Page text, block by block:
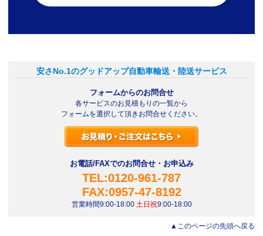
１、当社及び輸送会社は、当該車両を依頼主或いは依頼主の指定先に引き渡
す までの間、善良なる管理者の注意をもって管理するもとします。 また、
当社及び輸送会社が輸送の安全を確保するために必要と判断した場合に
は、依頼主に通知することなく付属物の取り外し等、必要な措置をとること
が できるものとします。
但し、依頼主の指定先に引き渡す際に原状回復を行うものとします。 ２、
依頼主及び依頼主の指定先が引取りをしなかった場合、自己のものを同一
第8 条（損害賠償責任）
１、当社及び輸送会社が依頼主及び依頼主の指定先に引き渡すまでの間に当
社 及び輸送会社の過失により当該車両に毀損又は減滅が生じた場合、下記
2-6.Google Analytics™の使用について
※ Google Analytics™はGoogle Inc.の登録商標です。
当社では、広告配信事業者が提供するプログラムを利用し、特定のサイトに
おいて行動ターゲティング広告（サイト閲覧情報などをもとにお客様の興
味・関心にあわせて広告を配信する広告手法）を行うために、クッキーを使
用しています。広告配信事業者は、当該クッキーを使用して広告を配信して
います。これらの広告の無効化を希望される方は以下の広告配信事業者のペ
Yahoo オプトアウトページ
Google オプトアウトページ
Facebook オプトアウトページ
Twitter オプトアウトページ
Criteo オプトアウトページ
安さNo.1のグッドアップ自動車輸送・陸送サービス
フォームからのお問合せ
各サービスのお見積もりの一覧から
フォームを選択して頂きお問合せください。
お電話/FAXでのお問合せ・お申込み
TEL:0120-961-787
FAX:0957-47-8192
営業時間9:00-18:00 土日祝9:00-18:00
▲このページの先頭へ戻る